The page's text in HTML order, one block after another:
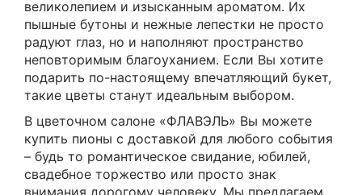
великолепием и изысканным ароматом. Их
пышные бутоны и нежные лепестки не просто
радуют глаз, но и наполняют пространство
неповторимым благоуханием. Если Вы хотите
подарить по-настоящему впечатляющий букет,
такие цветы станут идеальным выбором.
В цветочном салоне «ФЛАВЭЛЬ» Вы можете
купить пионы с доставкой для любого события
– будь то романтическое свидание, юбилей,
свадебное торжество или просто знак
внимания дорогому человеку. Мы предлагаем